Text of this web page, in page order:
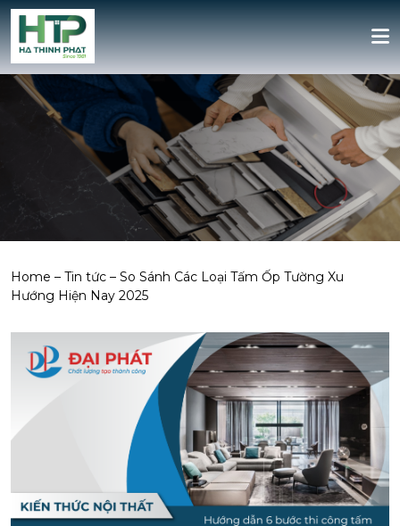
Home – Tin tức – So Sánh Các Loại Tấm Ốp Tường Xu
Hướng Hiện Nay 2025